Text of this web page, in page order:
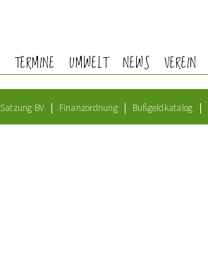
TERMINE UMWELT NEWS VEREIN
Satzung BV Finanzordnung Bußgeldkatalog